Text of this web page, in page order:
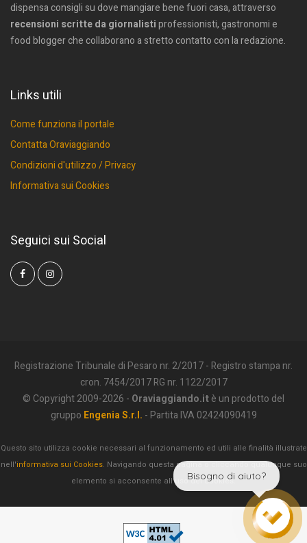
dispensa consigli su dove mangiare bene fuori casa, attraverso
recensioni scritte da giornalistiprofessionisti, gastronomi e
food blogger che collaborano a stretto contatto con la redazione.
Links utili
Come funziona il portale
Contatta Oraviaggiando
Condizioni d'utilizzo / Privacy
Informativa sui Cookies
Seguici sui Social
Registrazione Tribunale di Pesaro nr. 2/2017 - Registro stampa nr.
cron. 7454/2017 RG nr. 1122/2017
© Copyright 2009-2026 - Oraviaggiando.itè un prodotto del
gruppo Engenia S.r.l. - Partita IVA 02424090419
Questo sito utilizza cookie necessari al funzionamento ed utili alle finalità illustrate
nell'informativa sui Cookies. Navigando questa pagina o cliccando qualunque suo
elemento si acconsente all'uso dei Cookies.
Bisogno di aiuto?